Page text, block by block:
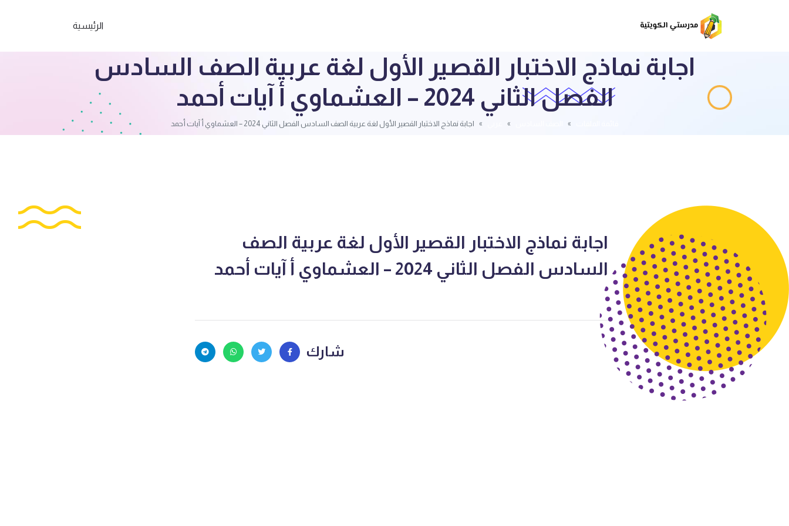
الرئيسية
اجابة نماذج الاختبار القصير الأول لغة عربية الصف السادس
الفصل الثاني 2024 – العشماوي أ آيات أحمد
اجابة نماذج الاختبار القصير الأول لغة عربية الصف السادس الفصل الثاني 2024 – العشماوي أ آيات أحمد
اجابة نماذج الاختبار القصير الأول لغة عربية الصف
السادس الفصل الثاني 2024 – العشماوي أ آيات أحمد
شارك